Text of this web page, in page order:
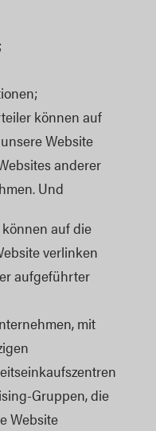
können auf
Website
anderer
Und
auf die
verlinken
aufgeführter
mit
Gruppen, die
Website